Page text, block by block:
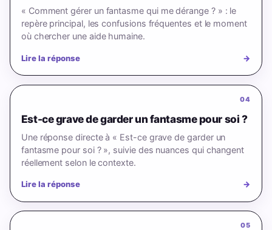
« Comment gérer un fantasme qui me dérange ? » : le
repère principal, les confusions fréquentes et le moment
où chercher une aide humaine.
Lire la réponse →
04
Est-ce grave de garder un fantasme pour soi ?
Une réponse directe à « Est-ce grave de garder un
fantasme pour soi ? », suivie des nuances qui changent
réellement selon le contexte.
Lire la réponse →
05